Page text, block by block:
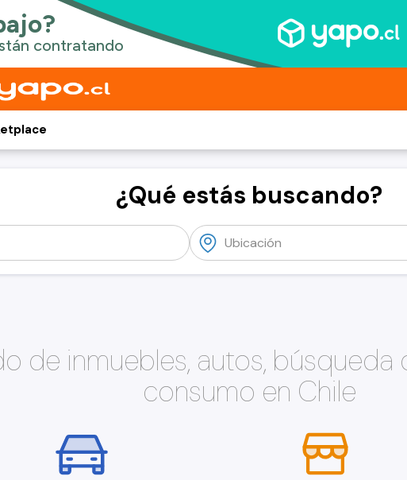
¿Qué estás buscando?
de inmuebles, autos,
consumo en Chile